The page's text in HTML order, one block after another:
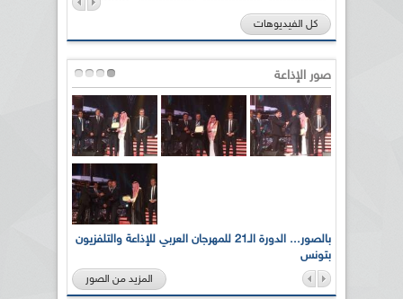
كل الفيديوهات
صور الإذاعة
بالصور... الدورة الـ21 للمهرجان العربي للإذاعة والتلفزيون
بتونس
المزيد من الصور